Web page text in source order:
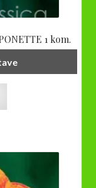
1 kom.